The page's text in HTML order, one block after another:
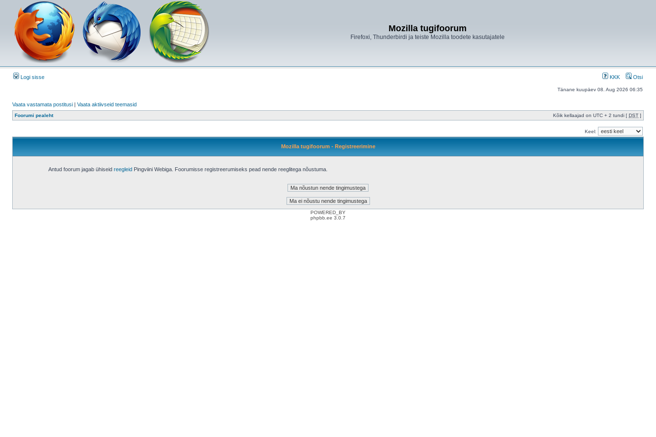
Mozilla tugifoorum
Firefoxi, Thunderbirdi ja teiste Mozilla toodete kasutajatele
Logi sisse KKK Otsi
Tänane kuupäev 08. Aug 2026 06:35
Vaata vastamata postitusi | Vaata aktiivseid teemasid
Foorumi pealeht Kõik kellaajad on UTC + 2 tundi [ DST ]
Keel:
Mozilla tugifoorum - Registreerimine
Antud foorum jagab ühiseid reegleidPingviini Webiga. Foorumisse registreerumiseks pead nende reeglitega nõustuma.
POWERED_BY
phpbb.ee 3.0.7